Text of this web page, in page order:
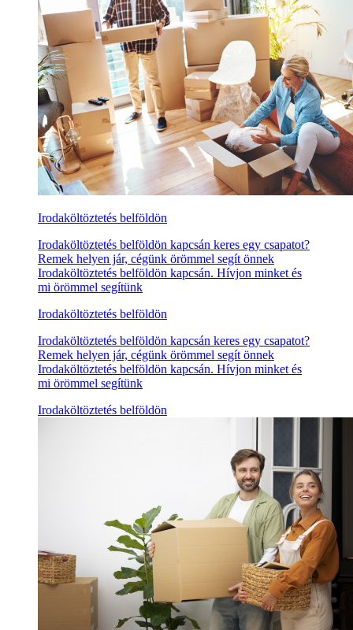
Irodaköltöztetés belföldön
Irodaköltöztetés belföldön kapcsán keres egy csapatot?
Remek helyen jár, cégünk örömmel segít önnek
Irodaköltöztetés belföldön kapcsán. Hívjon minket és
mi örömmel segítünk
Irodaköltöztetés belföldön
Irodaköltöztetés belföldön kapcsán keres egy csapatot?
Remek helyen jár, cégünk örömmel segít önnek
Irodaköltöztetés belföldön kapcsán. Hívjon minket és
mi örömmel segítünk
Irodaköltöztetés belföldön